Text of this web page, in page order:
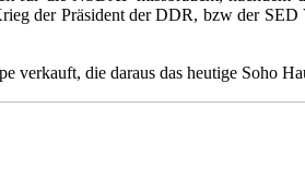
der Präsident der DDR, bzw der
verkauft, die daraus das heutige Soho